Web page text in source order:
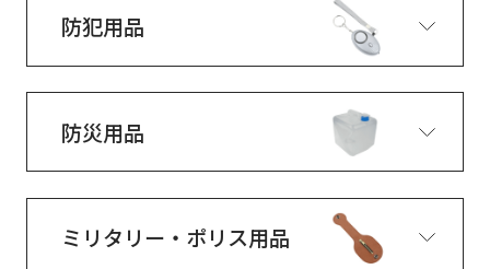
防犯用品
防災用品
ミリタリー・ポリス用品